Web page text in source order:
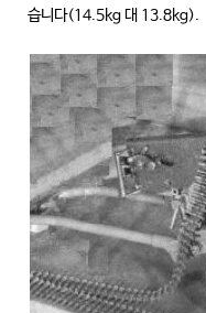
습니다(14.5kg 대 13.8kg).